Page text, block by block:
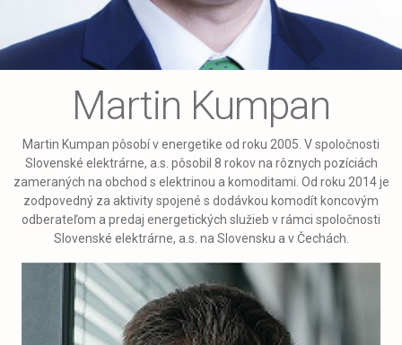
Martin Kumpan
Martin Kumpan pôsobí v energetike od roku 2005. V spoločnosti
Slovenské elektrárne, a.s. pôsobil 8 rokov na rôznych pozíciách
zameraných na obchod s elektrinou a komoditami. Od roku 2014 je
zodpovedný za aktivity spojené s dodávkou komodít koncovým
odberateľom a predaj energetických služieb v rámci spoločnosti
Slovenské elektrárne, a.s. na Slovensku a v Čechách.